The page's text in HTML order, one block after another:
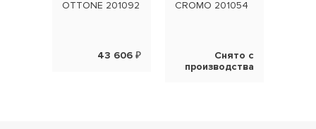
OTTONE 201092
43 606 ₽
CROMO 201054
Снято с
производства